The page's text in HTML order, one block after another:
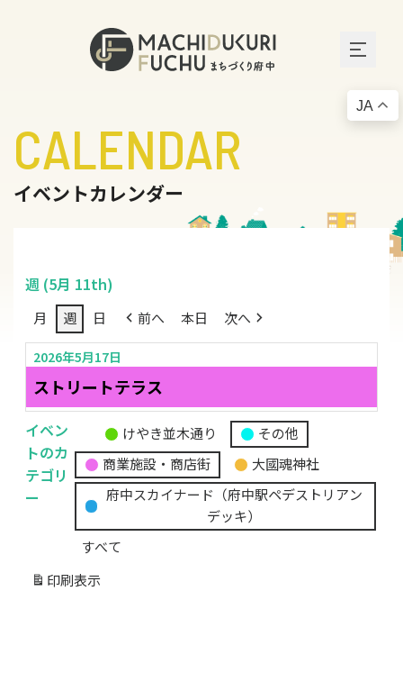
CALENDAR
イベントカレンダー
週 (5月 11th)
月 週 日 前へ 本日 次へ
2026年5月17日
ストリートテラス
イベン
トのカ
テゴリ
ー
題
の
カ
テ
ゴ
リ
けやき並木通り
その他
商業施設・商店街
大國魂神社
府中スカイナード（府中駅ペデストリアン
デッキ）
すべて
印刷 表示
JA